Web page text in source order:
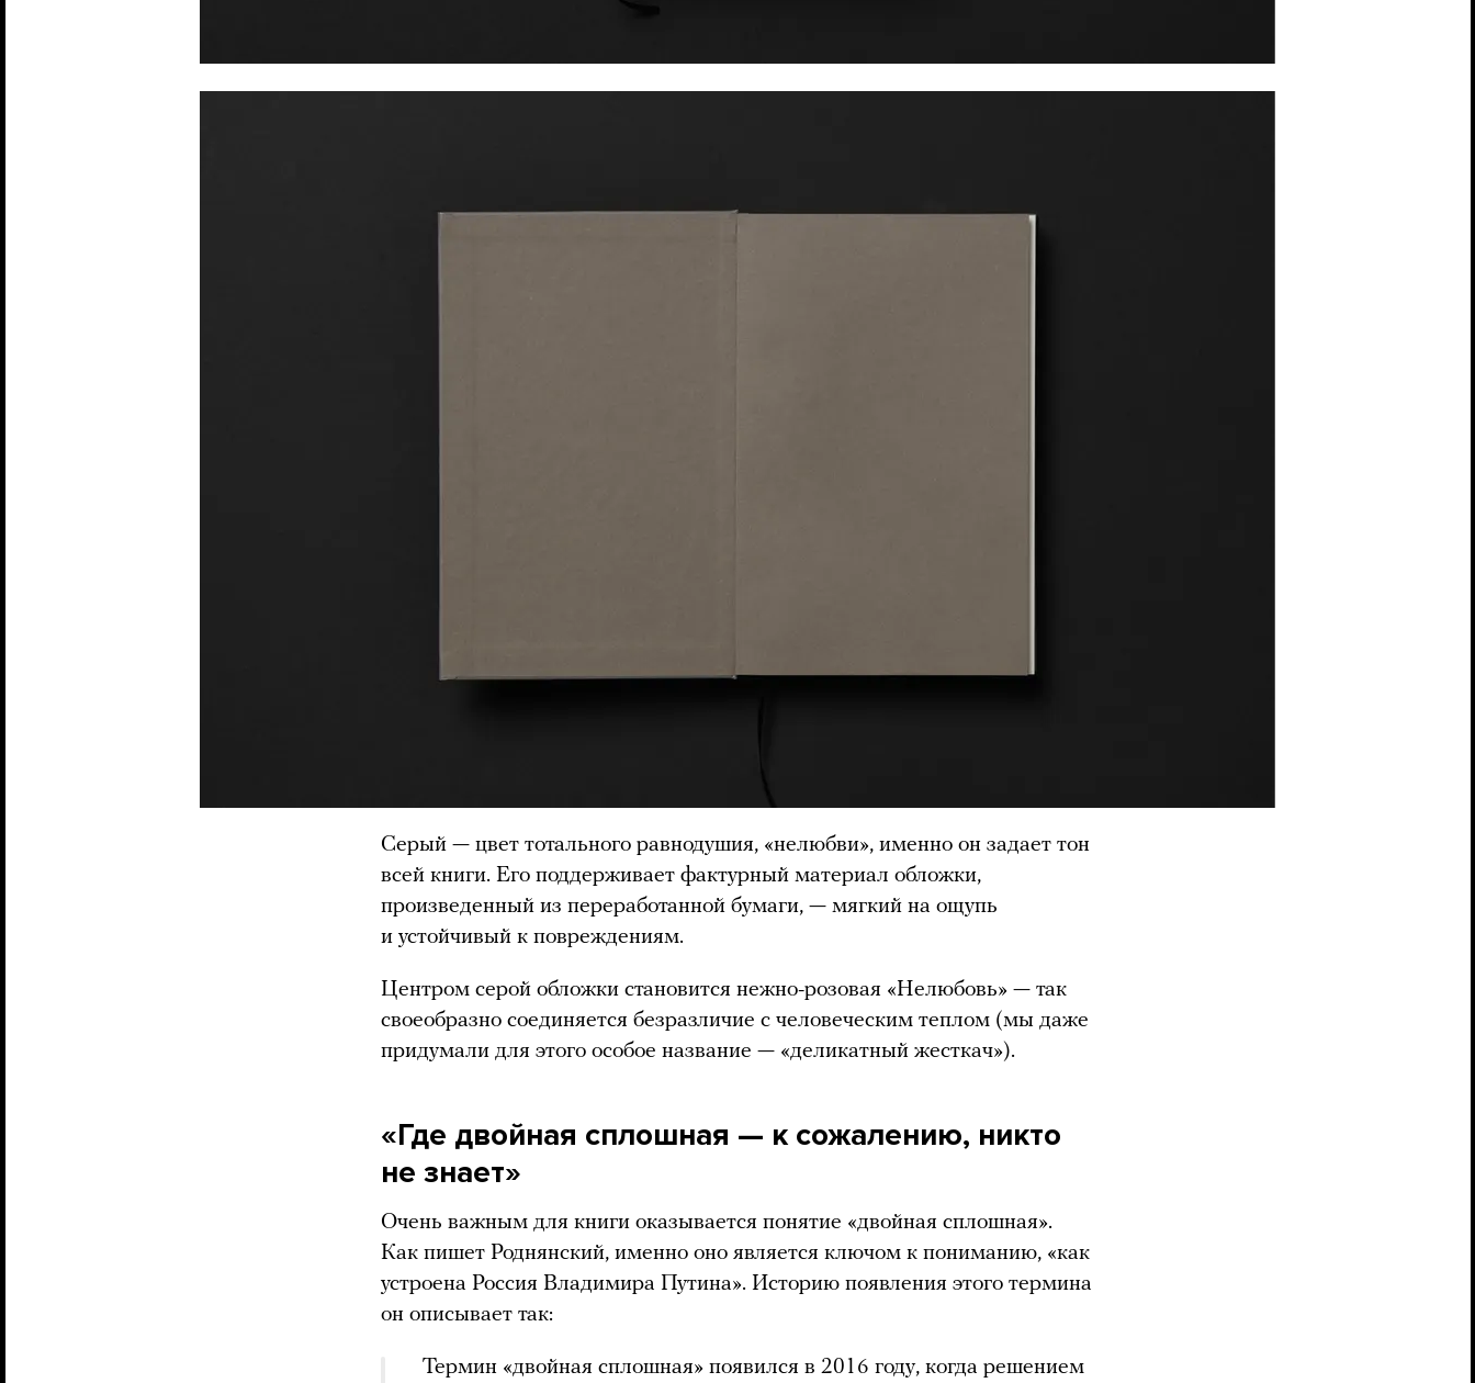
Серый — цвет тотального равнодушия, «нелюбви», именно он задает тон
всей книги. Его поддерживает фактурный материал обложки,
произведенный из переработанной бумаги, — мягкий на ощупь
и устойчивый к повреждениям.
Центром серой обложки становится нежно-розовая «Нелюбовь» — так
своеобразно соединяется безразличие с человеческим теплом (мы даже
придумали для этого особое название — «деликатный жесткач»).
«Где двойная сплошная — к сожалению, никто
не знает»
Очень важным для книги оказывается понятие «двойная сплошная».
Как пишет Роднянский, именно оно является ключом к пониманию, «как
устроена Россия Владимира Путина». Историю появления этого термина
он описывает так:
Термин «двойная сплошная» появился в 2016 году, когда решением